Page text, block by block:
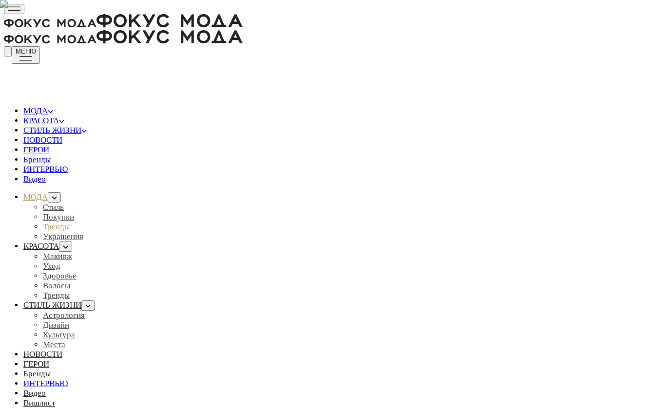
МЕНЮ
МОДА
КРАСОТА
СТИЛЬ ЖИЗНИ
НОВОСТИ
ГЕРОИ
Бренды
ИНТЕРВЬЮ
Видео
МОДА
Стиль
Покупки
Тренды
Украшения
КРАСОТА
Макияж
Уход
Здоровье
Волосы
Тренды
СТИЛЬ ЖИЗНИ
Астрология
Дизайн
Культура
Места
НОВОСТИ
ГЕРОИ
Бренды
ИНТЕРВЬЮ
Видео
Вишлист